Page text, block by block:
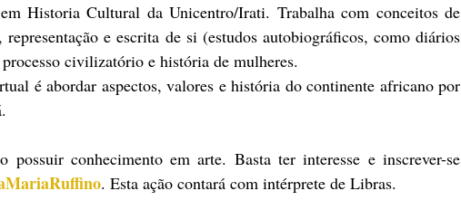
Historia Cultural da Unicentro/Irati. Trabalha com conceitos de
e escrita de si (estudos autobiográficos, como diários
civilizatório e história de mulheres.
é abordar aspectos, valores e história do continente africano por
possuir conhecimento em arte. Basta ter interesse e inscrever-se
. Esta ação contará com intérprete de Libras.